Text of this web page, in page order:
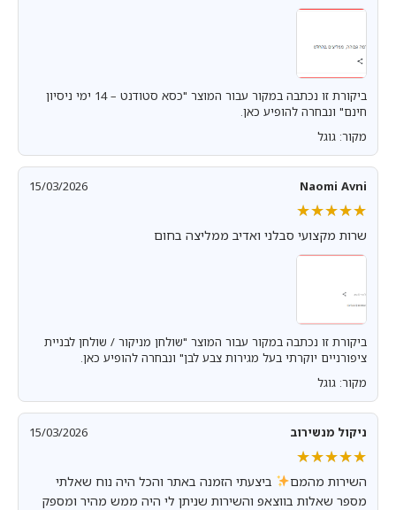
ביקורת זו נכתבה במקור עבור המוצר "כסא סטודנט – 14 ימי ניסיון
חינם" ונבחרה להופיע כאן.
מקור: גוגל
Naomi Avni
15/03/2026
★★★★★
★★★★★
שרות מקצועי סבלני ואדיב ממליצה בחום
ביקורת זו נכתבה במקור עבור המוצר "שולחן מניקור / שולחן לבניית
ציפורניים יוקרתי בעל מגירות צבע לבן" ונבחרה להופיע כאן.
מקור: גוגל
ניקול מנשירוב 15/03/2026
★★★★★
★★★★★
השירות מהמם
ביצעתי הזמנה באתר והכל היה נוח שאלתי
מספר שאלות בווצאפ והשירות שניתן לי היה ממש מהיר ומספק